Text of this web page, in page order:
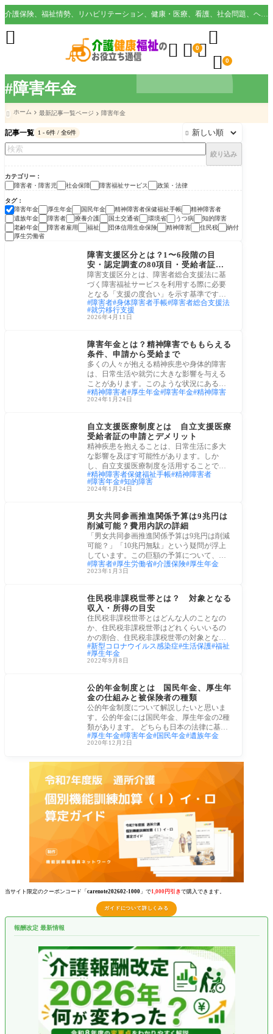
#障害年金
介護保険、福祉情勢、リハビリテーション、健康・医療、看護、社会問題、ヘルスケア業界など様々な切り口から役立つ情報を配信。
  0

 0

 ホーム 最新記事一覧ページ 障害年金
記事一覧 1 - 6件 / 全6件 
絞り込み
カテゴリー
障害者・障害児
社会保障 障害福祉サービス 政策・法律
タグ
障害年金
厚生年金 国民年金 精神障害者保健福祉手帳
精神障害者
遺族年金
障害者 療養介護 国土交通省 環境省 うつ病
知的障害
老齢年金
障害者雇用 福祉 団体信用生命保険 精神障害 住民税
納付
厚生労働省
障害支援区分とは？1〜6段階の目
安・認定調査の80項目・受給者証ま
で徹底解説
障害支援区分とは、障害者総合支援法に基
づく障害福祉サービスを利用する際に必要
となる「支援の度合い」を示す基準です。
区分1
障害者 身体障害者手帳 障害者総合支援法
就労移行支援
2026年4月11日
障害年金とは？精神障害でももらえる
条件、申請から受給まで
多くの人々が抱える精神疾患や身体的障害
は、日常生活や就労に大きな影響を与える
ことがあります。このような状況にある
方々にと
精神障害者 厚生年金 障害年金 精神障害
2024年1月24日
自立支援医療制度とは 自立支援医療
受給者証の申請とデメリット
精神疾患を抱えることは、日常生活に多大
な影響を及ぼす可能性があります。しか
し、自立支援医療制度を活用することで、
医療費の
精神障害者保健福祉手帳 精神障害者
障害年金 知的障害
2024年1月24日
男女共同参画推進関係予算は9兆円は
削減可能？費用内訳の詳細
「男女共同参画推進関係予算は9兆円は削減
可能？」「10兆円無駄」という疑問が浮上
しています。この巨額の予算について、実
際にど
障害者 厚生労働省 介護保険 厚生年金
2023年1月3日
住民税非課税世帯とは？ 対象となる
収入・所得の目安
住民税非課税世帯とはどんな人のことなの
か、住民税非課税世帯はどれくらいいるの
かの割合、住民税非課税世帯の対象となる
収入・
新型コロナウイルス感染症 生活保護 福祉
厚生年金
2022年9月8日
公的年金制度とは 国民年金、厚生年
金の仕組みと被保険者の種類
公的年金制度について解説したいと思いま
す。公的年金には国民年金、厚生年金の2種
類があります。 どちらも日本の法律に基づ
いて
厚生年金 障害年金 国民年金 遺族年金
2020年12月2日
当サイト限定のクーポンコード「 carenote202602-1000 」で1,000円引きで購入できます。
ガイドについて詳しくみる
報酬改定 最新情報